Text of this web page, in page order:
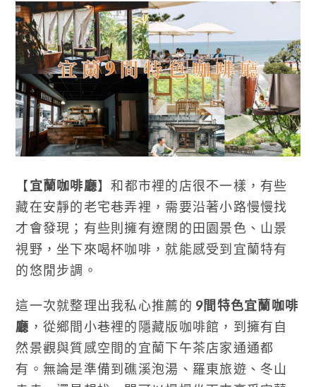
【宜蘭咖啡廳】和都市裡的店很不一樣，有些
藏在安靜的老宅巷弄裡，需要沿著小路慢慢找
才會發現；有些則擁有遼闊的田園景色、山景
視野，坐下來喝杯咖啡，就能感受到宜蘭特有
的悠閒步調。
這一次就整理出我私心推薦的 9間特色宜蘭咖啡
廳 ，從鄉間小巷裡的隱藏版咖啡館，到擁有自
然景觀與質感空間的宜蘭下午茶店家通通都
有。無論是準備到礁溪泡湯、羅東旅遊、冬山